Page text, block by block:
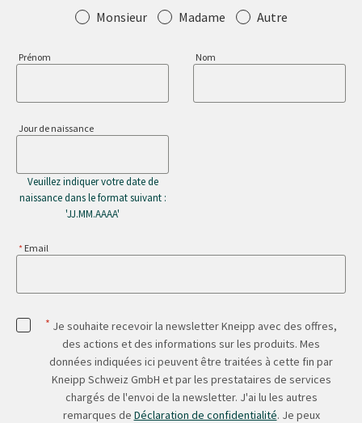
SalutationMonsieur Madame Autre
Prénom Nom
Jour de naissance
Veuillez indiquer votre date de
naissance dans le format suivant :
'JJ.MM.AAAA'
Email
* Je souhaite recevoir la newsletter Kneipp avec des offres,
des actions et des informations sur les produits. Mes
données indiquées ici peuvent être traitées à cette fin par
Kneipp Schweiz GmbH et par les prestataires de services
chargés de l'envoi de la newsletter. J'ai lu les autres
remarques de Déclaration de confidentialité. Je peux